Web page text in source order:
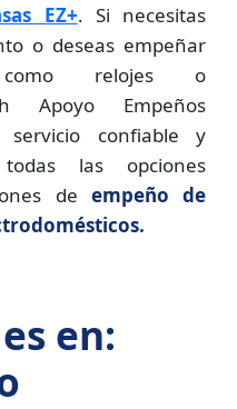
EZ+. Si necesitas
o deseas empeñar
como relojes o
Apoyo Empeños
confiable y
las opciones
de empeño de
en: